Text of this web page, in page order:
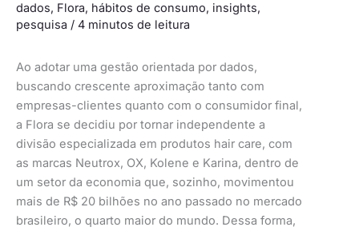
dados, Flora, hábitos de consumo, insights,
pesquisa / 4 minutos de leitura
Ao adotar uma gestão orientada por dados,
buscando crescente aproximação tanto com
empresas-clientes quanto com o consumidor final,
a Flora se decidiu por tornar independente a
divisão especializada em produtos hair care, com
as marcas Neutrox, OX, Kolene e Karina, dentro de
um setor da economia que, sozinho, movimentou
mais de R$ 20 bilhões no ano passado no mercado
brasileiro, o quarto maior do mundo. Dessa forma,